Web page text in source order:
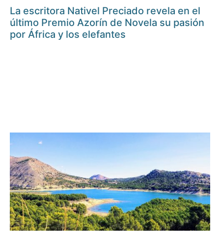
La escritora Nativel Preciado revela en el
último Premio Azorín de Novela su pasión
por África y los elefantes